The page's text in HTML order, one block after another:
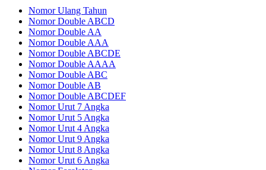
Nomor Ulang Tahun
Nomor Double ABCD
Nomor Double AA
Nomor Double AAA
Nomor Double ABCDE
Nomor Double AAAA
Nomor Double ABC
Nomor Double AB
Nomor Double ABCDEF
Nomor Urut 7 Angka
Nomor Urut 5 Angka
Nomor Urut 4 Angka
Nomor Urut 9 Angka
Nomor Urut 8 Angka
Nomor Urut 6 Angka